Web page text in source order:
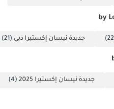
جديدة نيسان إكستيرا دبي (21)
جديدة نيسان إكستيرا 2025 (4)